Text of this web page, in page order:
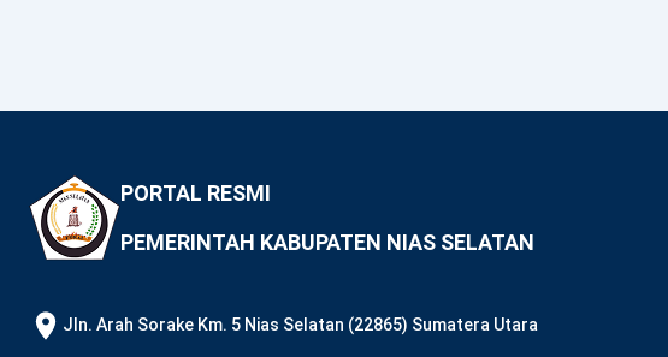
PORTAL RESMI
PEMERINTAH KABUPATEN NIAS SELATAN
JIn. Arah Sorake Km. 5 Nias Selatan (22865) Sumatera Utara